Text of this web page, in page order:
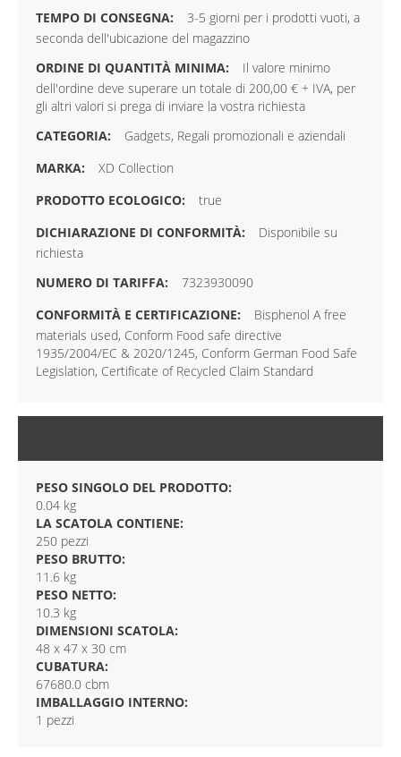
3-5 giorni per i prodotti vuoti, a
seconda dell'ubicazione del magazzino
Il valore minimo
dell'ordine deve superare un totale di 200,00 € + IVA, per
gli altri valori si prega di inviare la vostra richiesta
Gadgets, Regali promozionali e aziendali
XD Collection
true
Disponibile su
richiesta
7323930090
Bisphenol A free
materials used, Conform Food safe directive
1935/2004/EC & 2020/1245, Conform German Food Safe
Legislation, Certificate of Recycled Claim Standard
PESO SINGOLO DEL PRODOTTO:
0.04 kg
LA SCATOLA CONTIENE:
250 pezzi
PESO BRUTTO:
11.6 kg
PESO NETTO:
10.3 kg
DIMENSIONI SCATOLA:
48 x 47 x 30 cm
CUBATURA:
67680.0 cbm
IMBALLAGGIO INTERNO:
1 pezzi